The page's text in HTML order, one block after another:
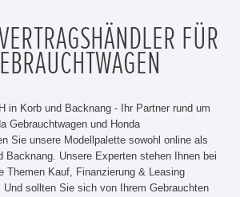
FÜR
in Korb und Backnang - Ihr Partner rund um
Gebrauchtwagen und Honda
Sie unsere Modellpalette sowohl online als
Backnang. Unsere Experten stehen Ihnen bei
Themen Kauf, Finanzierung & Leasing
sollten Sie sich von Ihrem Gebrauchten